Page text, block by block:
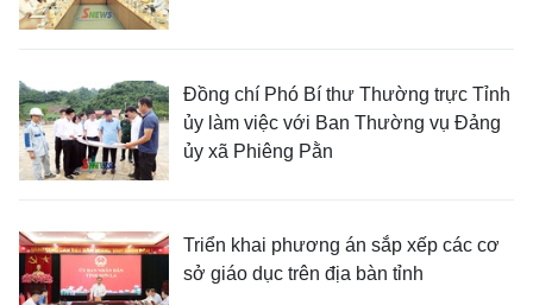
Đồng chí Phó Bí thư Thường trực Tỉnh
ủy làm việc với Ban Thường vụ Đảng
ủy xã Phiêng Pằn
Triển khai phương án sắp xếp các cơ
sở giáo dục trên địa bàn tỉnh